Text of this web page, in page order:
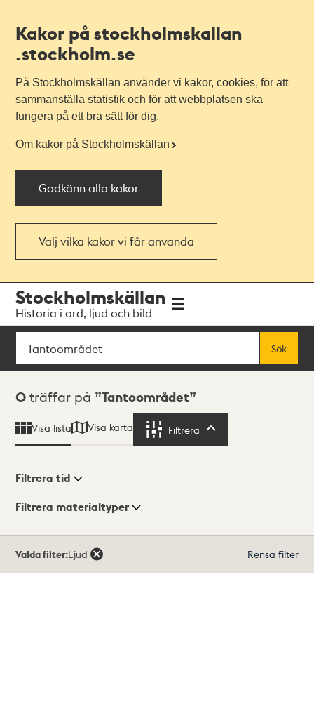
Kakor på stockholmskallan
.stockholm.se
På Stockholmskällan använder vi kakor, cookies, för att
sammanställa statistik och för att webbplatsen ska
fungera på ett bra sätt för dig.
Om kakor på Stockholmskällan
Godkänn alla kakor
Välj vilka kakor vi får använda
navigationen
huvudinnehållet
Stockholmskällan
Historia i ord, ljud och bild
Sök
Sök
Sökresultat
0 träffar på Tantoområdet
Visa lista Visa karta Filtrera
Visningsläge
Filtrera tid
Filtrera materialtyper
träffar
Valda filter:Ljud Rensa filter